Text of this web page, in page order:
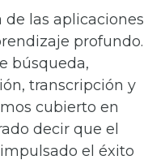
de las aplicaciones
profundo.
búsqueda,
transcripción y
cubierto en
decir que el
el éxito